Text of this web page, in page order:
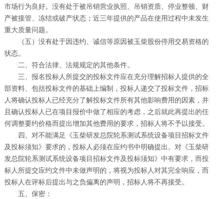
市场行为良好。没有处于被吊销营业执照、吊销资质、停业整顿、财
产被接管、冻结或破产状态；近三年提供的产品在使用过程中未发生
重大质量问题。
（五）没有处于因违约、诚信等原因被玉柴股份停用交易资格的
状态。
二、符合法律、法规规定的其他条件。
三、报名投标人所提交的投标文件应在充分理解招标人提供的全
部资料、包括投标文件的基础上编制，投标人递交了投标文件，招标
人将确认投标人已经充分了解投标文件所有其他影响费用的因素，并
且确认投标人已在项目报价中做了相应的考虑，之后就此再提出的任
何调整要约价格而提出增加其他费用的要求，招标人将不予以接受。
四、对不能满足《玉柴研发总院轮系测试系统设备项目招标文件
及投标须知》要求的，投标人必须在应约书中明确提出。对《玉柴研
发总院轮系测试系统设备项目招标文件及投标须知》中有要求，而投
标人所提交应约文件中未做声明的，将视为投标人对其完全响应，而
投标人在评标后提出与之负偏离的声明，招标人将不再接受。
五、保密：